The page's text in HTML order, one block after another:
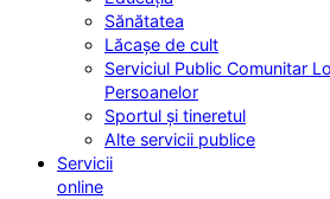
Sănătatea
Lăcașe de cult
Serviciul Public Comunitar
Persoanelor
Sportul și tineretul
Alte servicii publice
Servicii
online